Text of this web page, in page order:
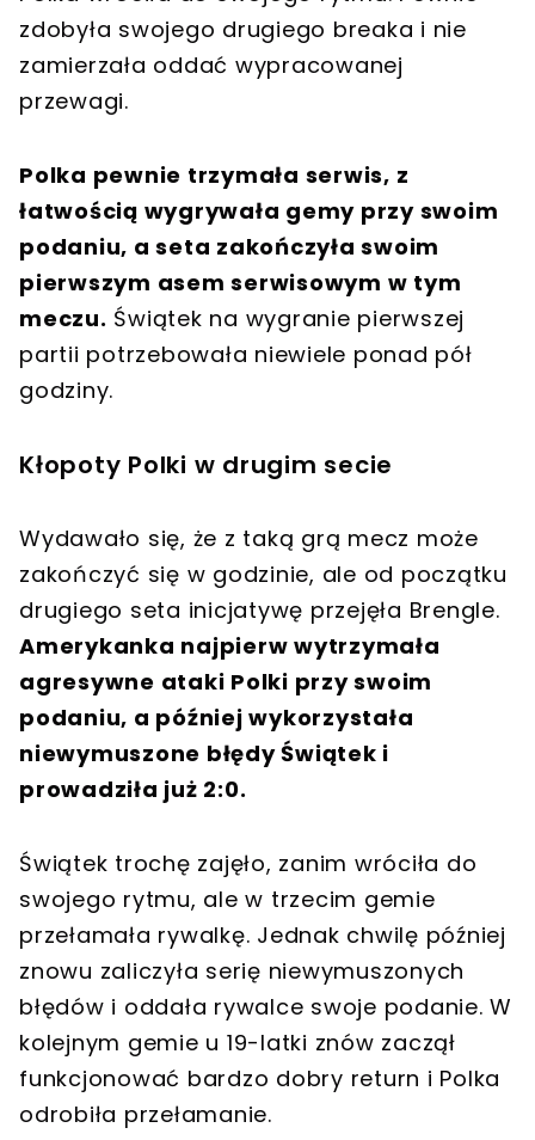
zdobyła swojego drugiego breaka i nie
zamierzała oddać wypracowanej
przewagi.
Polka pewnie trzymała serwis, z
łatwością wygrywała gemy przy swoim
podaniu, a seta zakończyła swoim
pierwszym asem serwisowym w tym
meczu. Świątek na wygranie pierwszej
partii potrzebowała niewiele ponad pół
godziny.
Kłopoty Polki w drugim secie
Wydawało się, że z taką grą mecz może
zakończyć się w godzinie, ale od początku
drugiego seta inicjatywę przejęła Brengle.
Amerykanka najpierw wytrzymała
agresywne ataki Polki przy swoim
podaniu, a później wykorzystała
niewymuszone błędy Świątek i
prowadziła już 2:0.
Świątek trochę zajęło, zanim wróciła do
swojego rytmu, ale w trzecim gemie
przełamała rywalkę. Jednak chwilę później
znowu zaliczyła serię niewymuszonych
błędów i oddała rywalce swoje podanie. W
kolejnym gemie u 19-latki znów zaczął
funkcjonować bardzo dobry return i Polka
odrobiła przełamanie.